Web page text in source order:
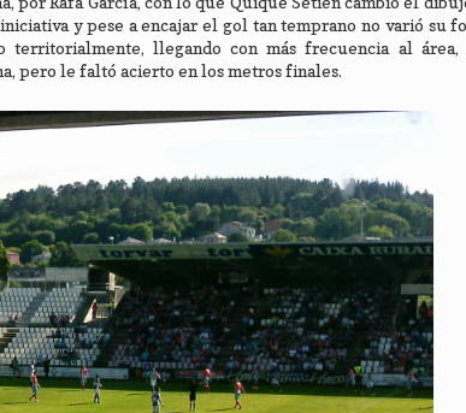
y pese a encajar el gol tan temprano no varió su
territorialmente, llegando con más frecuencia al
pero le faltó acierto en los metros finales.